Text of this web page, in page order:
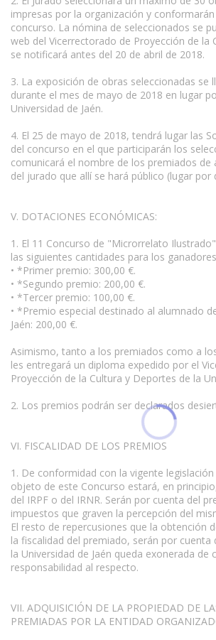
impresas por la organización y
concurso. La nómina de seleccionados se
web del Vicerrectorado de Proyección de la
se notificará antes del 20 de abril de 2018.
3. La exposición de obras seleccionadas se
durante el mes de mayo de 2018 en lugar
Universidad de Jaén.
4. El 25 de mayo de 2018, tendrá lugar las
del concurso en el que participarán los
comunicará el nombre de los premiados de
del jurado que allí se hará público (lugar por
V. DOTACIONES ECONÓMICAS:
1. El 11 Concurso de "Microrrelato
las siguientes cantidades para los
• *Primer premio: 300,00 €.
• *Segundo premio: 200,00 €.
• *Tercer premio: 100,00 €.
• *Premio especial destinado al alumnado
Jaén: 200,00 €.
Asimismo, tanto a los premiados como a
les entregará un diploma expedido por el
Proyección de la Cultura y Deportes de la
2. Los premios podrán ser declarados
VI. FISCALIDAD DE LOS PREMIOS
1. De conformidad con la vigente
objeto de este Concurso estará, en
del IRPF o del IRNR. Serán por cuenta del
impuestos que graven la percepción del
El resto de repercusiones que la obtención
la fiscalidad del premiado, serán por cuenta
la Universidad de Jaén queda exonerada de
responsabilidad al respecto.
VII. ADQUISICIÓN DE LA PROPIEDAD DE
PREMIADAS POR LA ENTIDAD